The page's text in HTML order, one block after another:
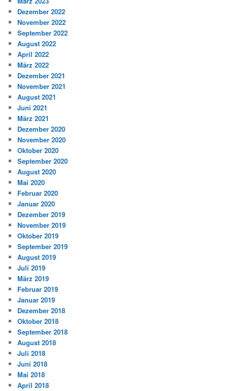
Dezember 2022
November 2022
September 2022
August 2022
April 2022
März 2022
Dezember 2021
November 2021
August 2021
Juni 2021
März 2021
Dezember 2020
November 2020
Oktober 2020
September 2020
August 2020
Mai 2020
Februar 2020
Januar 2020
Dezember 2019
November 2019
Oktober 2019
September 2019
August 2019
Juli 2019
März 2019
Februar 2019
Januar 2019
Dezember 2018
Oktober 2018
September 2018
August 2018
Juli 2018
Juni 2018
Mai 2018
April 2018